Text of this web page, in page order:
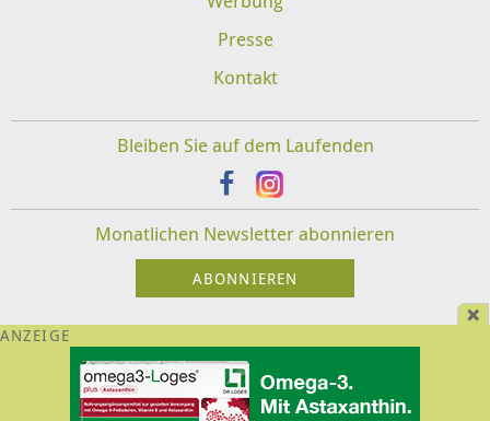
Presse
Kontakt
Bleiben Sie auf dem Laufenden
Monatlichen Newsletter abonnieren
Impressum Datenschutz Disclaimer